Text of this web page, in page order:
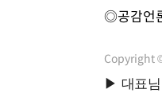
◎공감언
Copyright ©